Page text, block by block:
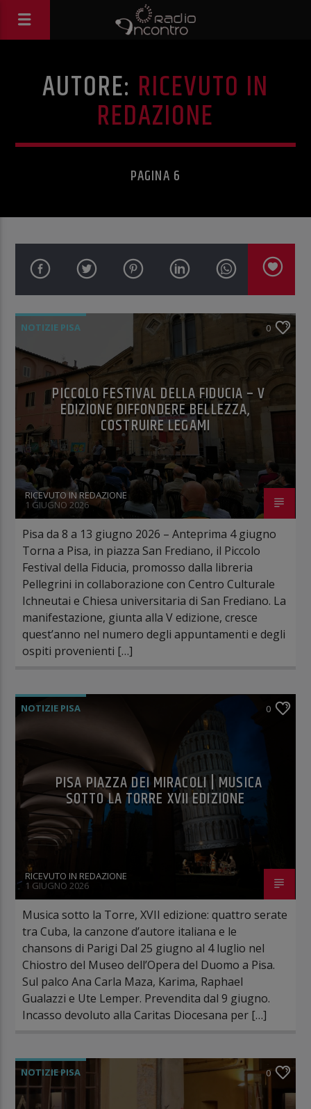
AUTORE: RICEVUTO IN
REDAZIONE
PAGINA 6
NOTIZIE PISA 0
PICCOLO FESTIVAL DELLA FIDUCIA – V
EDIZIONE DIFFONDERE BELLEZZA,
COSTRUIRE LEGAMI
RICEVUTO IN REDAZIONE
1 GIUGNO 2026
Pisa da 8 a 13 giugno 2026 – Anteprima 4 giugno
Torna a Pisa, in piazza San Frediano, il Piccolo
Festival della Fiducia, promosso dalla libreria
Pellegrini in collaborazione con Centro Culturale
Ichneutai e Chiesa universitaria di San Frediano. La
manifestazione, giunta alla V edizione, cresce
quest’anno nel numero degli appuntamenti e degli
ospiti provenienti […]
NOTIZIE PISA 0
PISA PIAZZA DEI MIRACOLI | MUSICA
SOTTO LA TORRE XVII EDIZIONE
RICEVUTO IN REDAZIONE
1 GIUGNO 2026
Musica sotto la Torre, XVII edizione: quattro serate
tra Cuba, la canzone d’autore italiana e le
chansons di Parigi Dal 25 giugno al 4 luglio nel
Chiostro del Museo dell’Opera del Duomo a Pisa.
Sul palco Ana Carla Maza, Karima, Raphael
Gualazzi e Ute Lemper. Prevendita dal 9 giugno.
Incasso devoluto alla Caritas Diocesana per […]
NOTIZIE PISA 0